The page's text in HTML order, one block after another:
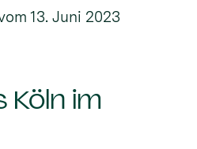
13. Juni 2023
Köln im